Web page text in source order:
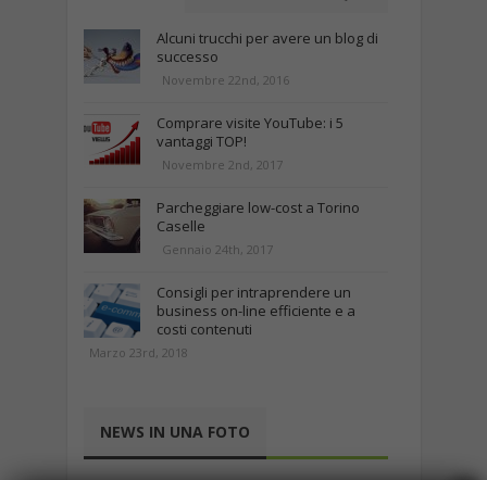
Alcuni trucchi per avere un blog di
successo
Novembre 22nd, 2016
Comprare visite YouTube: i 5
vantaggi TOP!
Novembre 2nd, 2017
Parcheggiare low-cost a Torino
Caselle
Gennaio 24th, 2017
Consigli per intraprendere un
business on-line efficiente e a
costi contenuti
Marzo 23rd, 2018
NEWS IN UNA FOTO